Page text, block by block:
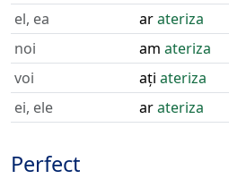
el, ea
arateriza
noi
am ateriza
voi
ați ateriza
ei, ele
arateriza
Perfect